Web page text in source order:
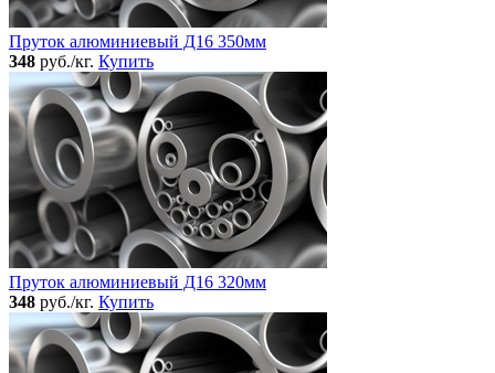
Пруток алюминиевый Д16 350мм
348 руб./кг. Купить
Пруток алюминиевый Д16 320мм
348 руб./кг. Купить